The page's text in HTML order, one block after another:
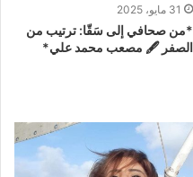
31 مايو، 2025
*من صحافي إلى سَقّا: ترتيب من
الصفر 🖋 مصعب محمد علي*